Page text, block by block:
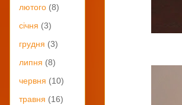
лютого (8)
січня (3)
грудня (3)
липня (8)
червня (10)
травня (16)